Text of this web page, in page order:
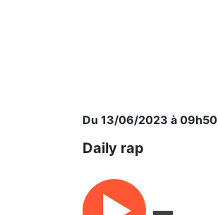
Du 13/06/2023 à 09h50
Daily rap